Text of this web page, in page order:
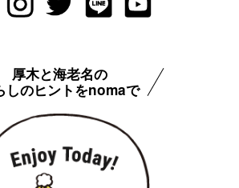
厚木と海老名の
しのヒントをnomaで